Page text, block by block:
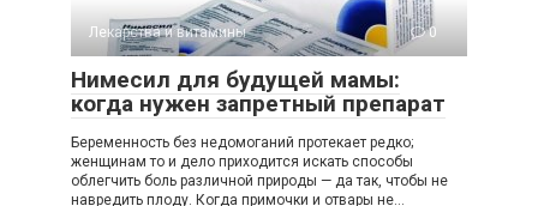
Лекарства и витамины 0
Нимесил для будущей мамы:
когда нужен запретный препарат
Беременность без недомоганий протекает редко;
женщинам то и дело приходится искать способы
облегчить боль различной природы — да так, чтобы не
навредить плоду. Когда примочки и отвары не…